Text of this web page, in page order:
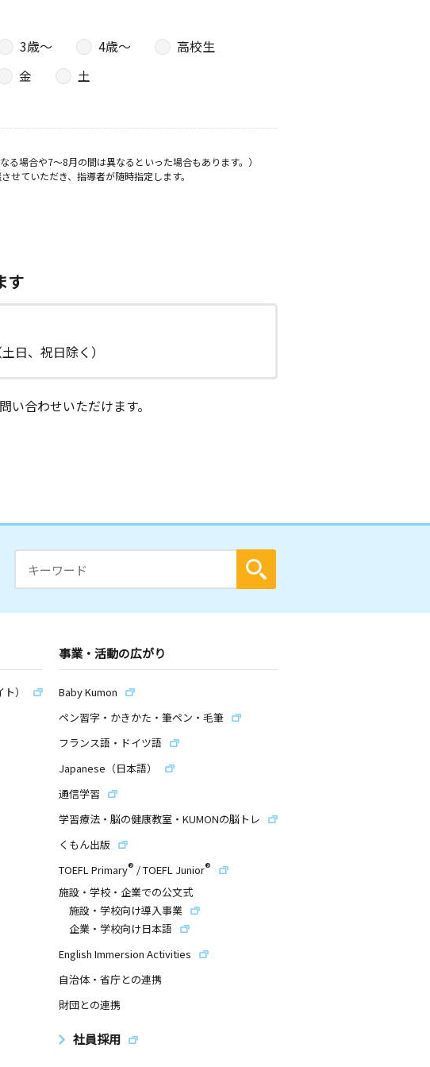
3歳〜 4歳〜
高校生
金
土
場合や7～8月の間は異なるといった場合もあります。）
ていただき、指導者が随時指定します。
す
日、祝日除く）
合わせいただけます。
）
事業・活動の広がり
Baby Kumon
ペン習字・かきかた・筆ペン・毛筆
フランス語・ドイツ語
Japanese（日本語）
通信学習
学習療法・脳の健康教室・KUMONの脳トレ
くもん出版
TOEFL Primary® /TOEFL Junior®
施設・学校・企業での公文式
施設・学校向け導入事業
企業・学校向け日本語
English Immersion Activities
自治体・省庁との連携
財団との連携
社員採用